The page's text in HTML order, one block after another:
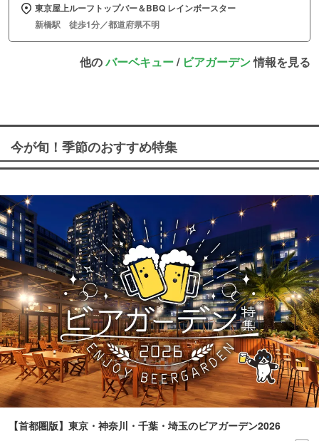
東京屋上ルーフトップバー＆BBQ レインボースター
新橋駅 徒歩1分／都道府県不明
他のバーベキュー/ ビアガーデン情報を見る
今が旬！季節のおすすめ特集
【首都圏版】東京・神奈川・千葉・埼玉のビアガーデン2026